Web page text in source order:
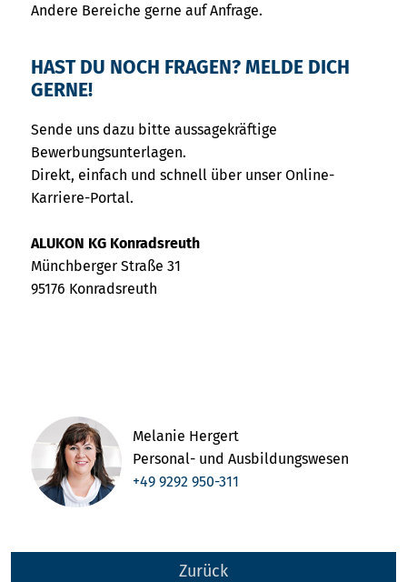
Andere Bereiche gerne auf Anfrage.
HAST DU NOCH FRAGEN? MELDE DICH
GERNE!
Sende uns dazu bitte aussagekräftige
Bewerbungsunterlagen.
Direkt, einfach und schnell über unser Online-
Karriere-Portal.
ALUKON KG Konradsreuth
Münchberger Straße 31
95176 Konradsreuth
Melanie Hergert
Personal- und Ausbildungswesen
+49 9292 950-311
Zurück